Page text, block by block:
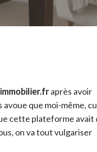
après avoir
avoue que moi-même,
cette plateforme avait
on va tout vulgariser